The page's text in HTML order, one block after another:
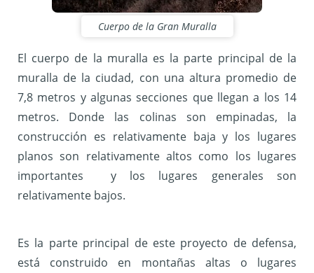
Cuerpo de la Gran Muralla
El cuerpo de la muralla es la parte principal de la
muralla de la ciudad, con una altura promedio de
7,8 metros y algunas secciones que llegan a los 14
metros. Donde las colinas son empinadas, la
construcción es relativamente baja y los lugares
planos son relativamente altos como los lugares
importantes y los lugares generales son
relativamente bajos.
Es la parte principal de este proyecto de defensa,
está construido en montañas altas o lugares